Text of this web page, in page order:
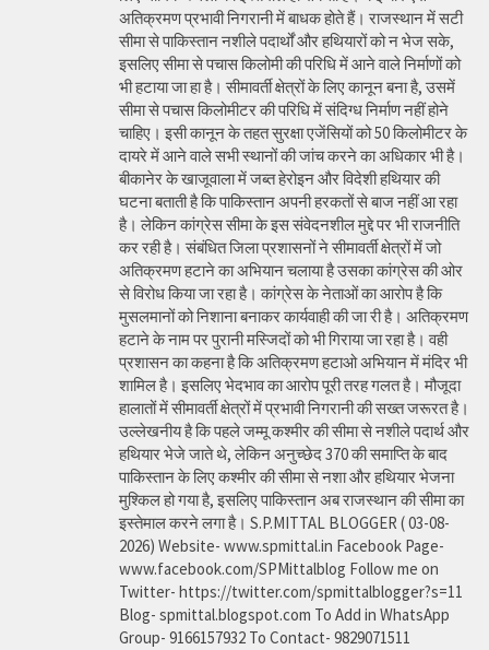
अतिक्रमण प्रभावी निगरानी में बाधक होते हैं। राजस्थान में सटी
सीमा से पाकिस्तान नशीले पदार्थों और हथियारों को न भेज सके,
इसलिए सीमा से पचास किलोमी की परिधि में आने वाले निर्माणों को
भी हटाया जा हा है। सीमावर्ती क्षेत्रों के लिए कानून बना है, उसमें
सीमा से पचास किलोमीटर की परिधि में संदिग्ध निर्माण नहीं होने
चाहिए। इसी कानून के तहत सुरक्षा एजेंसियों को 50 किलोमीटर के
दायरे में आने वाले सभी स्थानों की जांच करने का अधिकार भी है।
बीकानेर के खाजूवाला में जब्त हेरोइन और विदेशी हथियार की
घटना बताती है कि पाकिस्तान अपनी हरकतों से बाज नहीं आ रहा
है। लेकिन कांग्रेस सीमा के इस संवेदनशील मुद्दे पर भी राजनीति
कर रही है। संबंधित जिला प्रशासनों ने सीमावर्ती क्षेत्रों में जो
अतिक्रमण हटाने का अभियान चलाया है उसका कांग्रेस की ओर
से विरोध किया जा रहा है। कांग्रेस के नेताओं का आरोप है कि
मुसलमानों को निशाना बनाकर कार्यवाही की जा री है। अतिक्रमण
हटाने के नाम पर पुरानी मस्जिदों को भी गिराया जा रहा है। वही
प्रशासन का कहना है कि अतिक्रमण हटाओ अभियान में मंदिर भी
शामिल है। इसलिए भेदभाव का आरोप पूरी तरह गलत है। मौजूदा
हालातों में सीमावर्ती क्षेत्रों में प्रभावी निगरानी की सख्त जरूरत है।
उल्लेखनीय है कि पहले जम्मू कश्मीर की सीमा से नशीले पदार्थ और
हथियार भेजे जाते थे, लेकिन अनुच्छेद 370 की समाप्ति के बाद
पाकिस्तान के लिए कश्मीर की सीमा से नशा और हथियार भेजना
मुश्किल हो गया है, इसलिए पाकिस्तान अब राजस्थान की सीमा का
इस्तेमाल करने लगा है। S.P.MITTAL BLOGGER ( 03-08-
2026) Website- www.spmittal.in Facebook Page-
www.facebook.com/SPMittalblog Follow me on
Twitter- https://twitter.com/spmittalblogger?s=11
Blog- spmittal.blogspot.com To Add in WhatsApp
Group- 9166157932 To Contact- 9829071511